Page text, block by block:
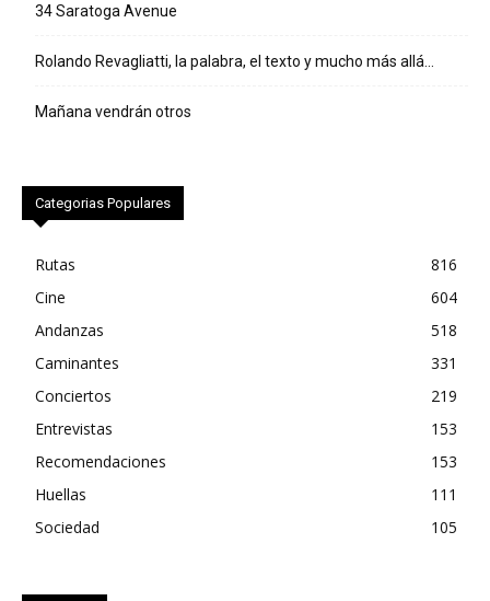
34 Saratoga Avenue
Rolando Revagliatti, la palabra, el texto y mucho más allá…
Mañana vendrán otros
Categorias Populares
Rutas
816
Cine
604
Andanzas
518
Caminantes
331
Conciertos
219
Entrevistas
153
Recomendaciones
153
Huellas
111
Sociedad
105